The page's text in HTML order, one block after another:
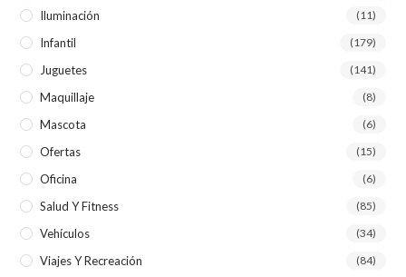
Iluminación (11)
Infantil (179)
Juguetes (141)
Maquillaje (8)
Mascota (6)
Ofertas (15)
Oficina (6)
Salud Y Fitness (85)
Vehículos (34)
Viajes Y Recreación (84)